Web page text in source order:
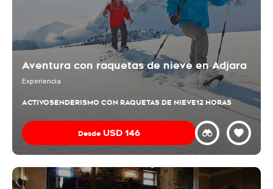
Aventura con raquetas de nieve en Adjara
Experiencia
ACTIVOSENDERISMO CON RAQUETAS DE NIEVE12 HORAS
Desde USD 146